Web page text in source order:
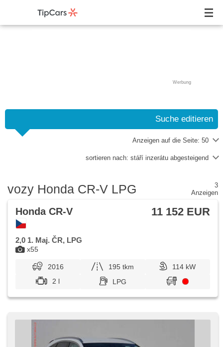
Werbung
Suche editieren
Anzeigen auf die Seite: 50
sortieren nach: stáří inzerátu abgesteigend
vozy Honda CR-V LPG
3
Anzeigen
x55
Honda CR-V 11 152 EUR
2,0 1. Maj. ČR, LPG
2016 195 tkm
114 kW
2 l
LPG